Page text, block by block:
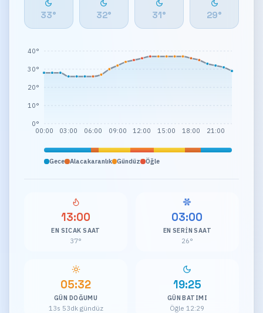
33° 32° 31° 29°
00:00 03:00 06:00 09:00 12:00 15:00 18:00 21:00
0°
10°
20°
30°
40°
Gece Alacakaranlık Gündüz Öğle
13:00
EN SICAK SAAT
37°
03:00
EN SERIN SAAT
26°
05:32
GÜN DOĞUMU
13s 53dk gündüz
19:25
GÜN BATIMI
Öğle 12:29